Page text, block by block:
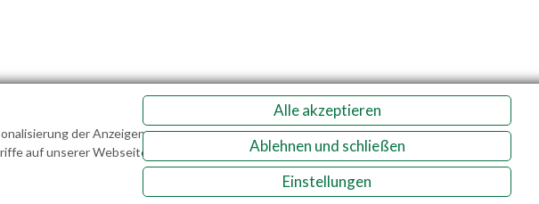
St. Martin a. Tgb.
der Anzeigen
auf unserer Webseite.
Alle akzeptieren
Ablehnen und schließen
Einstellungen